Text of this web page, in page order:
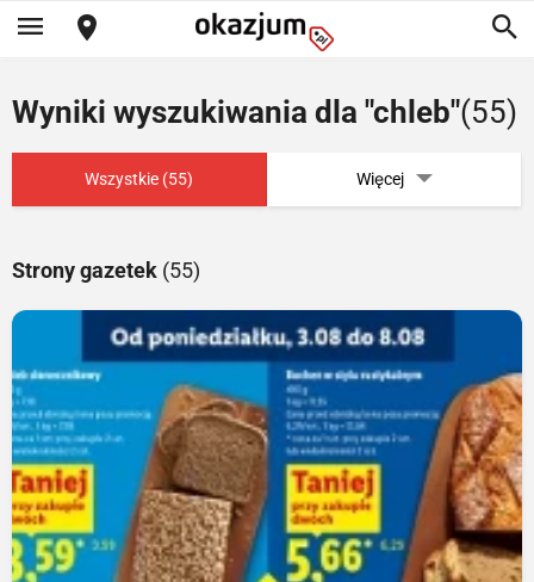
Wyniki wyszukiwania dla "chleb"(55)
Wszystkie (55) Więcej
Strony gazetek (55)